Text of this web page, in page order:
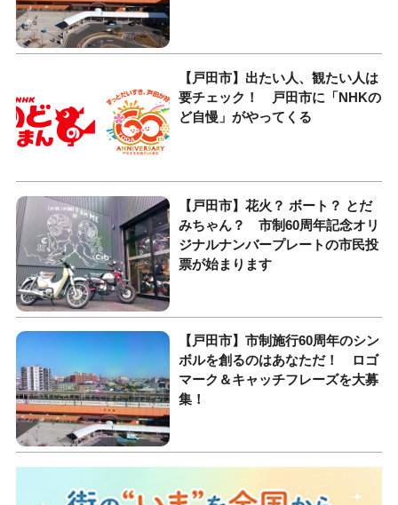
【戸田市】出たい人、観たい人は
要チェック！ 戸田市に「NHKの
ど自慢」がやってくる
【戸田市】花火？ ボート？ とだ
みちゃん？ 市制60周年記念オリ
ジナルナンバープレートの市民投
票が始まります
【戸田市】市制施行60周年のシン
ボルを創るのはあなただ！ ロゴ
マーク＆キャッチフレーズを大募
集！